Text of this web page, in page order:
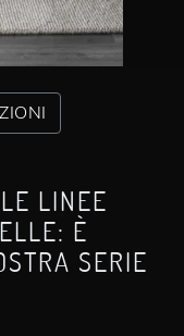
LINEE
È
SERIE